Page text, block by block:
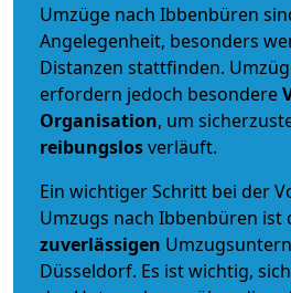
Umzüge nach Ibbenbüren
Angelegenheit, besonders
Distanzen stattfinden.
erfordern jedoch besondere
Organisation, um
reibungslosverläuft.
Ein wichtiger Schritt bei der
Umzugs nach Ibbenbüren ist
zuverlässigen
Düsseldorf. Es ist wichtig,